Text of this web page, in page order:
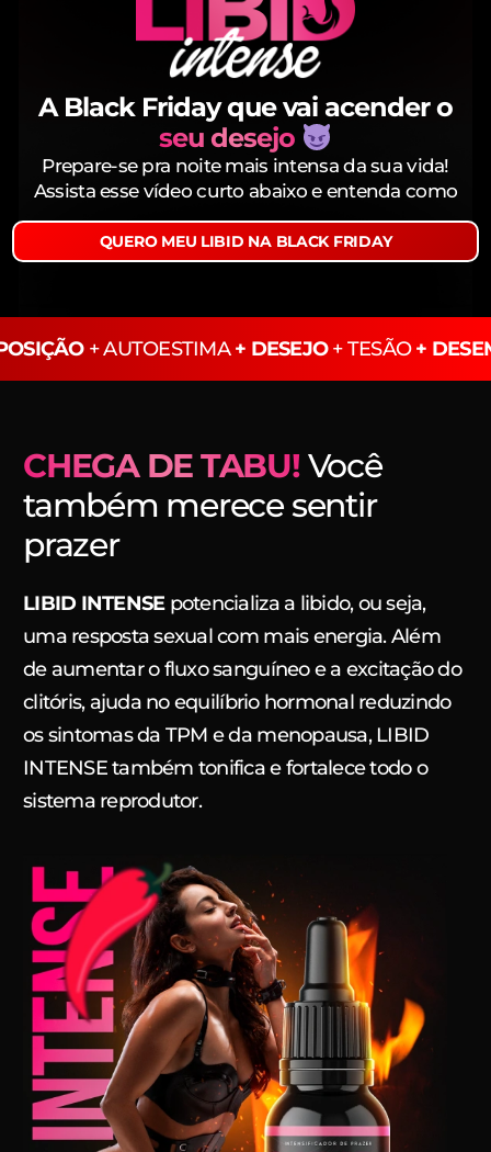
A Black Friday que vai acender o
seu desejo
Prepare-se pra noite mais intensa da sua vida!
Assista esse vídeo curto abaixo e entenda como
QUERO MEU LIBID NA BLACK FRIDAY
+ AUTOESTIMA+ DESEJO+ TESÃO+
CHEGA DE TABU!Você
também merece sentir
prazer
LIBID INTENSEpotencializa a libido, ou seja,
uma resposta sexual com mais energia. Além
de aumentar o fluxo sanguíneo e a excitação do
clitóris, ajuda no equilíbrio hormonal reduzindo
os sintomas da TPM e da menopausa, LIBID
INTENSE também tonifica e fortalece todo o
sistema reprodutor.